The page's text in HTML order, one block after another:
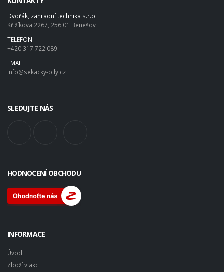
Dvořák, zahradní technika s.r.o.
Křižíkova 2267, 256 01 Benešov
TELEFON
+420 317 722 089
EMAIL
info@sekacky-pily.cz
SLEDUJTE NÁS
HODNOCENÍ OBCHODU
INFORMACE
Úvod
Zboží v akci